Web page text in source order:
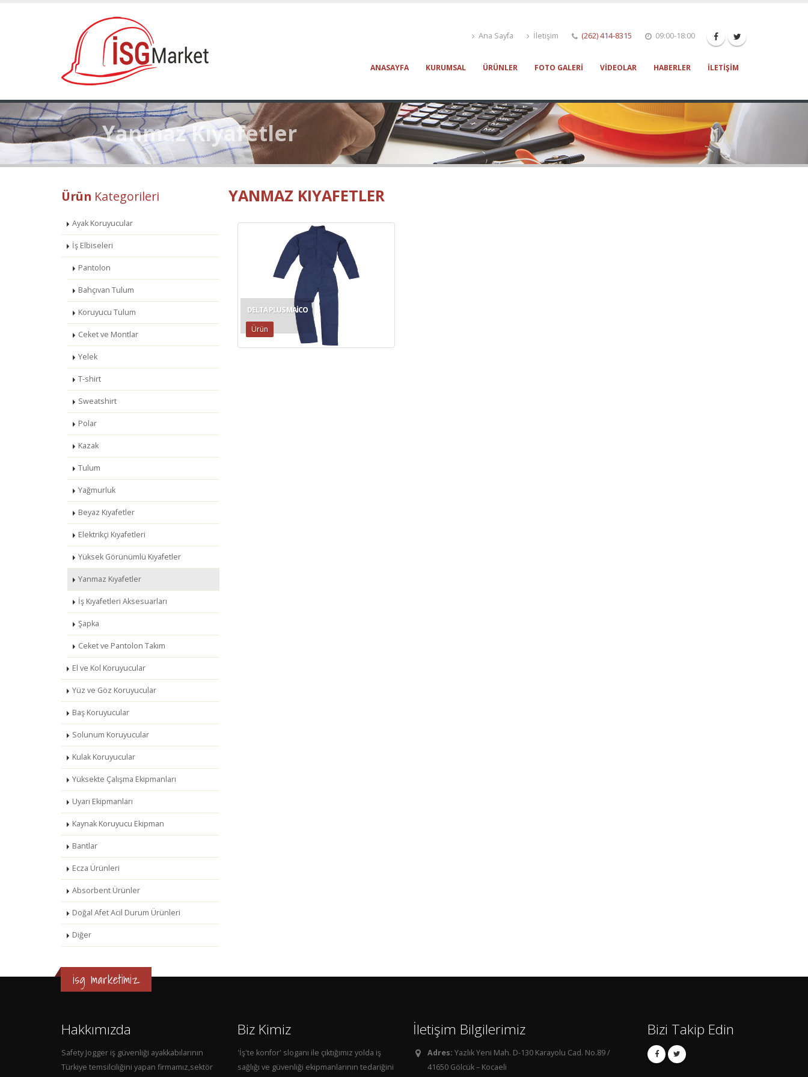
Ana Sayfa İletişim (262) 414-8315 09:00-18:00
ANASAYFA KURUMSAL ÜRÜNLER FOTO GALERI VIDEOLAR HABERLER İLETIŞIM
Yanmaz Kıyafetler
Ürün Kategorileri
Ayak Koruyucular
İş Elbiseleri
Pantolon
Bahçıvan Tulum
Koruyucu Tulum
Ceket ve Montlar
Yelek
T-shirt
Sweatshirt
Polar
Kazak
Tulum
Yağmurluk
Beyaz Kıyafetler
Elektrikçi Kıyafetleri
Yüksek Görünümlü Kıyafetler
Yanmaz Kıyafetler
İş Kıyafetleri Aksesuarları
Şapka
Ceket ve Pantolon Takım
El ve Kol Koruyucular
Yüz ve Göz Koruyucular
Baş Koruyucular
Solunum Koruyucular
Kulak Koruyucular
Yüksekte Çalışma Ekipmanları
Uyarı Ekipmanları
Kaynak Koruyucu Ekipman
Bantlar
Ecza Ürünleri
Absorbent Ürünler
Doğal Afet Acil Durum Ürünleri
Diğer
YANMAZ KIYAFETLER
DELTA PLUS MAICO
Ürün
isg marketimiz
Hakkımızda
Safety Jogger iş güvenliği ayakkabılarının
Türkiye temsilciliğini yapan firmamız,sektör
Biz Kimiz
'İş'te konfor' sloganı ile çıktığımız yolda iş
sağlığı ve güvenliği ekipmanlarının tedariğini
İletişim Bilgilerimiz
Adres: Yazlık Yeni Mah. D-130 Karayolu Cad. No.89 /
41650 Gölcük – Kocaeli
Bizi Takip Edin